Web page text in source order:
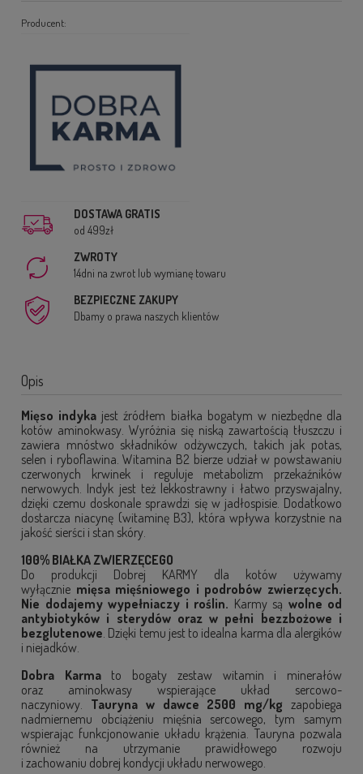
Producent:
DOSTAWA GRATIS
od 499zł
ZWROTY
14dni na zwrot lub wymianę towaru
BEZPIECZNE ZAKUPY
Dbamy o prawa naszych klientów
Opis
Mięso indyka jest źródłem białka bogatym w niezbędne dla
kotów aminokwasy. Wyróżnia się niską zawartością tłuszczu i
zawiera mnóstwo składników odżywczych, takich jak potas,
selen i ryboflawina. Witamina B2 bierze udział w powstawaniu
czerwonych krwinek i reguluje metabolizm przekaźników
nerwowych. Indyk jest też lekkostrawny i łatwo przyswajalny,
dzięki czemu doskonale sprawdzi się w jadłospisie. Dodatkowo
dostarcza niacynę (witaminę B3), która wpływa korzystnie na
jakość sierści i stan skóry.
100% BIAŁKA ZWIERZĘCEGO
Do produkcji Dobrej KARMY dla kotów używamy
wyłącznie mięsa mięśniowego i podrobów zwierzęcych.
Nie dodajemy wypełniaczy i roślin. Karmy są wolne od
antybiotyków i sterydów oraz w pełni bezzbożowe i
bezglutenowe. Dzięki temu jest to idealna karma dla alergików
i niejadków.
Dobra Karmato bogaty zestaw witamin i minerałów
oraz aminokwasy wspierające układ sercowo-
naczyniowy. Tauryna w dawce 2500 mg/kgzapobiega
nadmiernemu obciążeniu mięśnia sercowego, tym samym
wspierając funkcjonowanie układu krążenia. Tauryna pozwala
również na utrzymanie prawidłowego rozwoju
i zachowaniu dobrej kondycji układu nerwowego.